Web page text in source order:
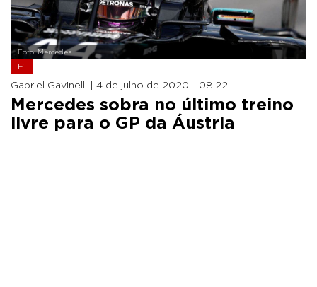
Foto: Mercedes
F1
Gabriel Gavinelli | 4 de julho de 2020 - 08:22
Mercedes sobra no último treino
livre para o GP da Áustria